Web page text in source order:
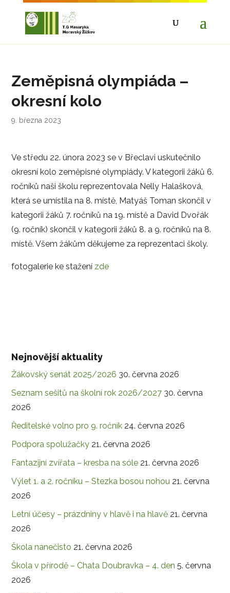
Zeměpisná olympiáda –
okresní kolo
9. března 2023
Ve středu 22. února 2023 se v Břeclavi uskutečnilo
okresní kolo zeměpisné olympiády. V kategorii žáků 6.
ročníků naši školu reprezentovala Nelly Halašková,
která se umístila na 8. místě, Matyáš Toman skončil v
kategorii žáků 7. ročníků na 19. místě a David Dvořák
(9. ročník) skončil v kategorii žáků 8. a 9. ročníků na 8.
místě. Všem žákům děkujeme za reprezentaci školy.
fotogalerie ke stažení zde
Nejnovější aktuality
Žákovský senát 2025/2026 30. června 2026
Seznam sešitů na školní rok 2026/2027 30. června
2026
Ředitelské volno pro 9. ročník 24. června 2026
Podpora spolužačky 21. června 2026
Fantazijní zvířata – kresba na sóle 21. června 2026
Výlet 1. a 2. ročníku – Stezka bosou nohou 21. června
2026
Letní účesy – prázdniny v hlavě i na hlavě 21. června
2026
Škola nanečisto 21. června 2026
Škola v přírodě – Chata Doubravka – 4. den 5. června
2026